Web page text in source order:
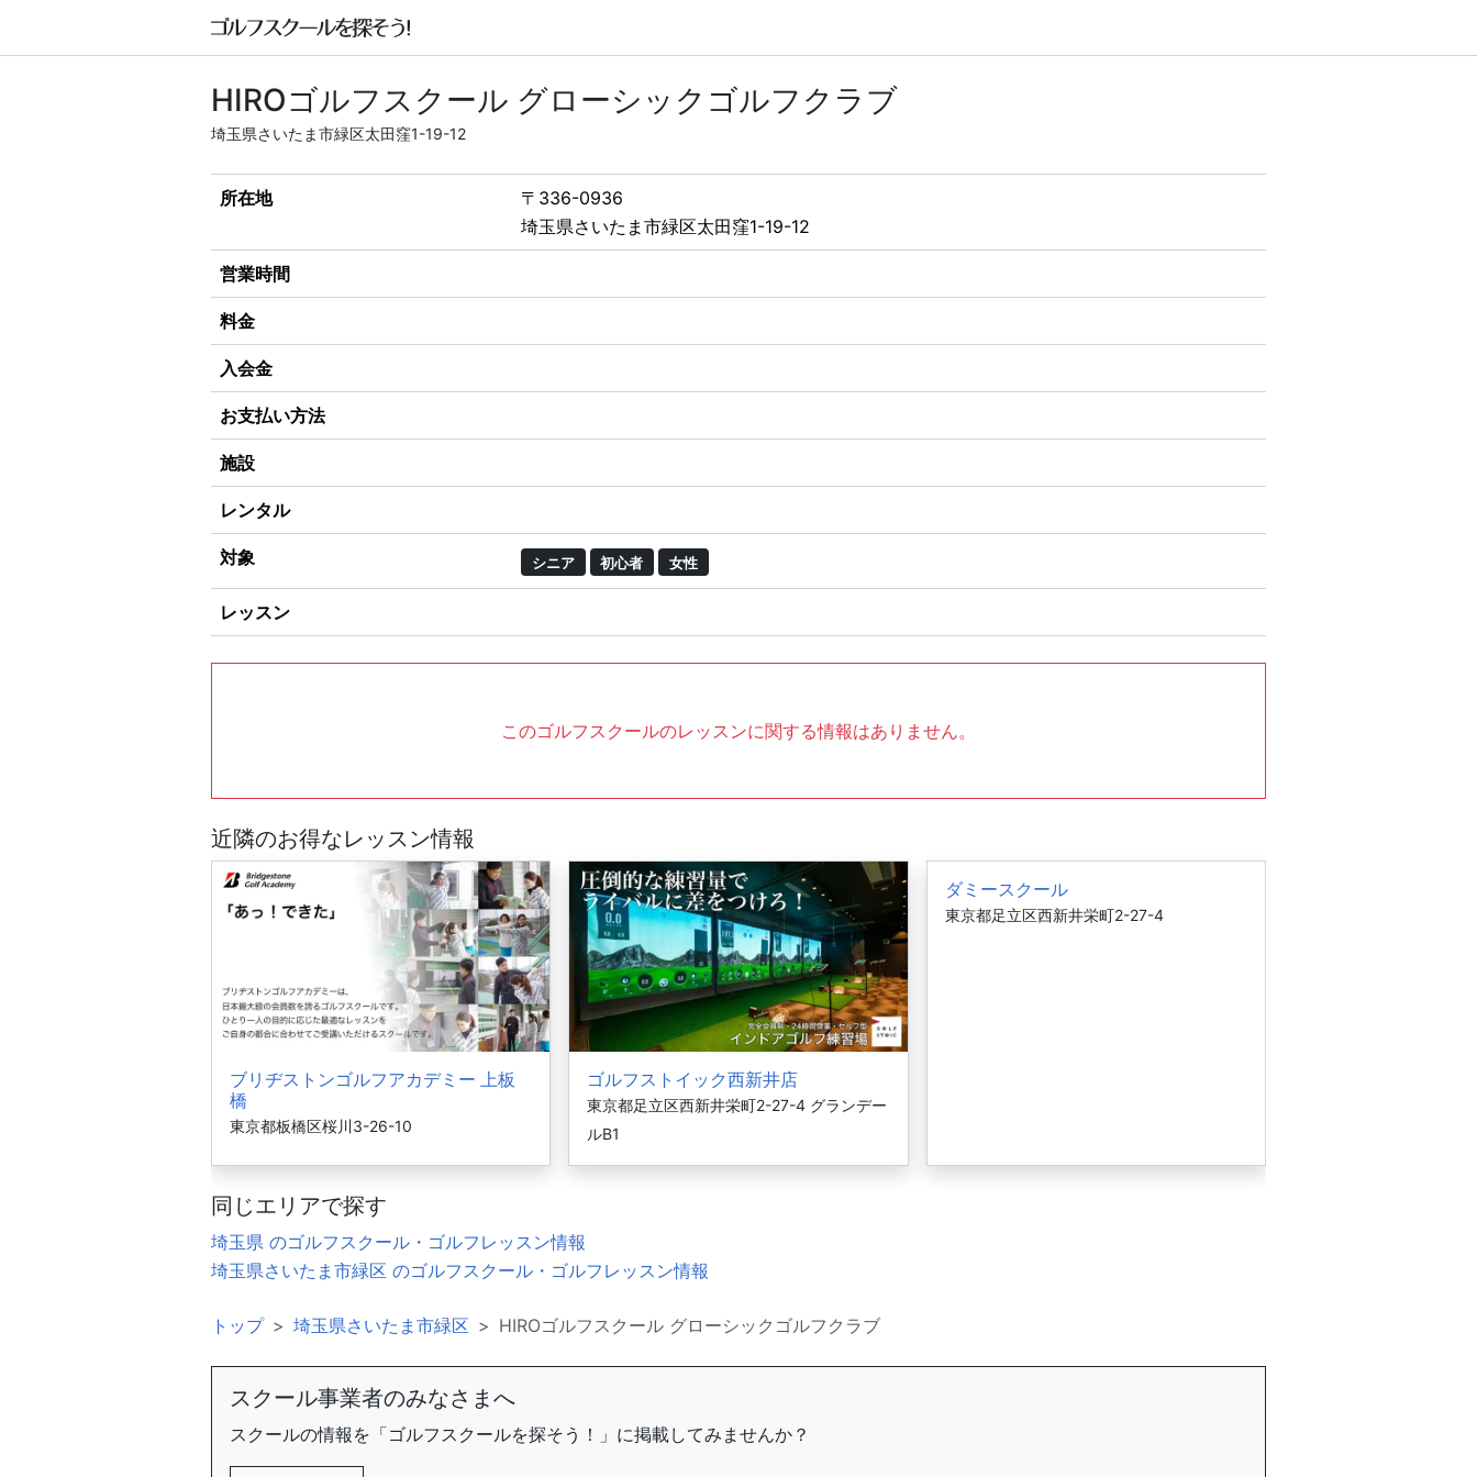
HIROゴルフスクール グローシックゴルフクラブ
埼玉県さいたま市緑区太田窪1-19-12
所在地
〒336-0936
埼玉県さいたま市緑区太田窪1-19-12
営業時間
料金
入会金
お支払い方法
施設
レンタル
対象 シニア 初心者 女性
レッスン
このゴルフスクールのレッスンに関する情報はありません。
近隣のお得なレッスン情報
ブリヂストンゴルフアカデミー 上板
橋
東京都板橋区桜川3-26-10
ゴルフストイック西新井店
東京都足立区西新井栄町2-27-4 グランデー
ルB1
ダミースクール
東京都足立区西新井栄町2-27-4
同じエリアで探す
埼玉県 のゴルフスクール・ゴルフレッスン情報
埼玉県さいたま市緑区 のゴルフスクール・ゴルフレッスン情報
トップ 埼玉県さいたま市緑区 HIROゴルフスクール グローシックゴルフクラブ
スクール事業者のみなさまへ
スクールの情報を「ゴルフスクールを探そう！」に掲載してみませんか？